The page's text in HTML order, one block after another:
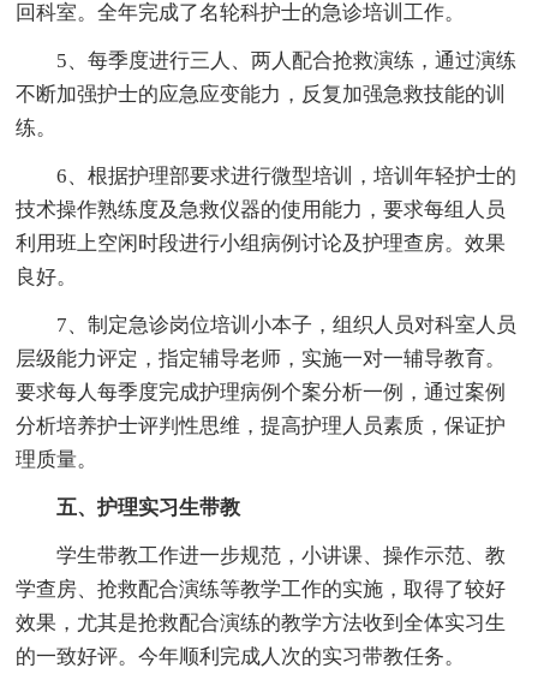
回科室。全年完成了名轮科护士的急诊培训工作。
5、每季度进行三人、两人配合抢救演练，通过演练
不断加强护士的应急应变能力，反复加强急救技能的训
练。
6、根据护理部要求进行微型培训，培训年轻护士的
技术操作熟练度及急救仪器的使用能力，要求每组人员
利用班上空闲时段进行小组病例讨论及护理查房。效果
良好。
7、制定急诊岗位培训小本子，组织人员对科室人员
层级能力评定，指定辅导老师，实施一对一辅导教育。
要求每人每季度完成护理病例个案分析一例，通过案例
分析培养护士评判性思维，提高护理人员素质，保证护
理质量。
五、护理实习生带教
学生带教工作进一步规范，小讲课、操作示范、教
学查房、抢救配合演练等教学工作的实施，取得了较好
效果，尤其是抢救配合演练的教学方法收到全体实习生
的一致好评。今年顺利完成人次的实习带教任务。